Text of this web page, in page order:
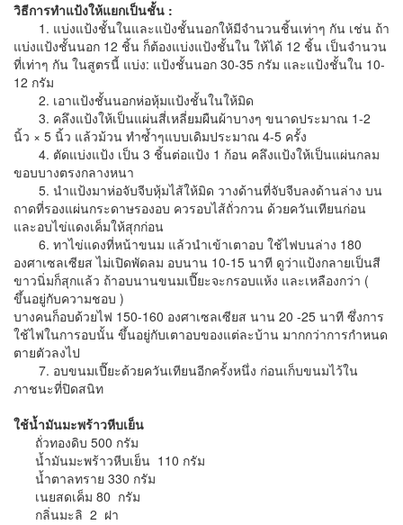
วิธีการทำแป้งให้แยกเป็นชั้น :
1. แบ่งแป้งชั้นในและแป้งชั้นนอกให้มีจำนวนชิ้นเท่าๆ กัน เช่น ถ้า
แบ่งแป้งชั้นนอก 12 ชิ้น ก็ต้องแบ่งแป้งชั้นใน ให้ได้ 12 ชิ้น เป็นจำนวน
ที่เท่าๆ กัน ในสูตรนี้ แบ่ง: แป้งชั้นนอก 30-35 กรัม และแป้งชั้นใน 10-
12 กรัม
2. เอาแป้งชั้นนอกห่อหุ้มแป้งชั้นในให้มิด
3. คลึงแป้งให้เป็นแผ่นสี่เหลี่ยมผืนผ้าบางๆ ขนาดประมาณ 1-2
นิ้ว × 5 นิ้ว แล้วม้วน ทำซ้ำๆแบบเดิมประมาณ 4-5 ครั้ง
4. ตัดแบ่งแป้ง เป็น 3 ชิ้นต่อแป้ง 1 ก้อน คลึงแป้งให้เป็นแผ่นกลม
ขอบบางตรงกลางหนา
5. นำแป้งมาห่อจับจีบหุ้มไส้ให้มิด วางด้านที่จับจีบลงด้านล่าง บน
ถาดที่รองแผ่นกระดาษรองอบ ควรอบไส้ถั่วกวน ด้วยควันเทียนก่อน
และอบไข่แดงเค็มให้สุกก่อน
6. ทาไข่แดงที่หน้าขนม แล้วนำเข้าเตาอบ ใช้ไฟบนล่าง 180
องศาเซลเซียส ไม่เปิดพัดลม อบนาน 10-15 นาที ดูว่าแป้งกลายเป็นสี
ขาวนิ่มก็สุกแล้ว ถ้าอบนานขนมเปี๊ยะจะกรอบแห้ง และเหลืองกว่า (
ขึ้นอยู่กับความชอบ )
บางคนก็อบด้วยไฟ 150-160 องศาเซลเซียส นาน 20 -25 นาที ซึ่งการ
ใช้ไฟในการอบนั้น ขึ้นอยู่กับเตาอบของแต่ละบ้าน มากกว่าการกำหนด
ตายตัวลงไป
7. อบขนมเปี๊ยะด้วยควันเทียนอีกครั้งหนึ่ง ก่อนเก็บขนมไว้ใน
ภาชนะที่ปิดสนิท
ใช้น้ำมันมะพร้าวหีบเย็น
ถั่วทองดิบ 500 กรัม
น้ำมันมะพร้าวหีบเย็น 110 กรัม
น้ำตาลทราย 330 กรัม
เนยสดเค็ม 80 กรัม
กลิ่นมะลิ 2 ฝา